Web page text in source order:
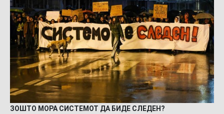
ЗОШТО МОРА СИСТЕМОТ ДА БИДЕ СЛЕДЕН?